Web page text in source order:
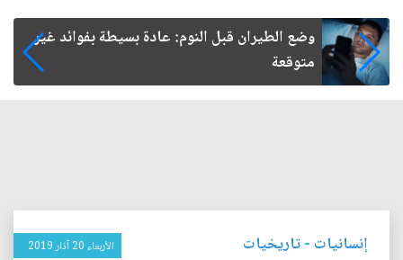
انفجار الذكاء الاصطناعي.. من تطوير الآلة إلى آلة
تطور نفسها
إنسانيات -تاريخيات الأربعاء 20 آذار 2019